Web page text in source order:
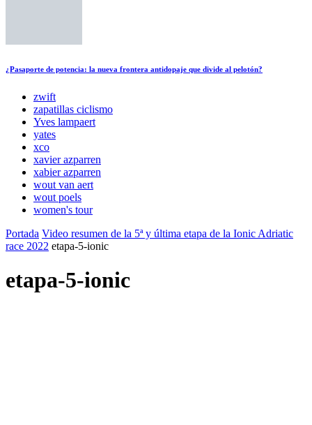
¿Pasaporte de potencia: la nueva frontera antidopaje que divide al pelotón?
zwift
zapatillas ciclismo
Yves lampaert
yates
xco
xavier azparren
xabier azparren
wout van aert
wout poels
women's tour
Portada Video resumen de la 5ª y última etapa de la Ionic Adriatic
race 2022 etapa-5-ionic
etapa-5-ionic